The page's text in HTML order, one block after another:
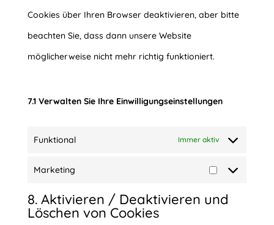
Cookies über Ihren Browser deaktivieren, aber bitte
beachten Sie, dass dann unsere Website
möglicherweise nicht mehr richtig funktioniert.
7.1 Verwalten Sie Ihre Einwilligungseinstellungen
Funktional Immer aktiv
Marketing
8. Aktivieren / Deaktivieren und
Löschen von Cookies